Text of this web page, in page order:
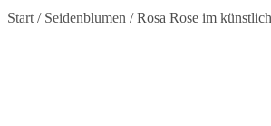
Start / Seidenblumen /Rosa Rose im